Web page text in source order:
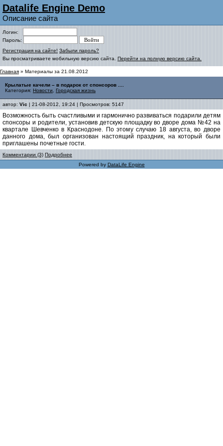
Datalife Engine Demo
Описание сайта
Логин:
Пароль:
Регистрация на сайте! Забыли пароль?
Вы просматриваете мобильную версию сайта. Перейти на полную версию сайта.
Главная » Материалы за 21.08.2012
Крылатые качели – в подарок от спонсоров ....
Категория: Новости Городская жизнь
автор: Vic | 21-08-2012, 19:24 | Просмотров: 5147
Возможность быть счастливыми и гармонично развиваться подарили детям
спонсоры и родители, установив детскую площадку во дворе дома №42 на
квартале Шевченко в Краснодоне. По этому случаю 18 августа, во дворе
данного дома, был организован настоящий праздник, на который были
приглашены почетные гости.
Комментарии (3) Подробнее
Powered by DataLife Engine